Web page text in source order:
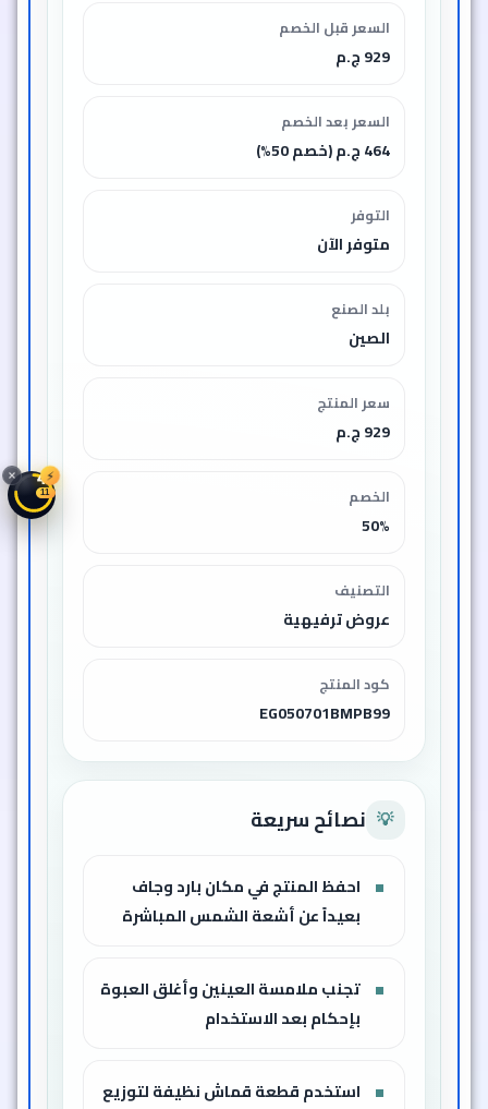
السعر قبل الخصم
929 ج.م
السعر بعد الخصم
464 ج.م (خصم 50%)
التوفر
متوفر الآن
بلد الصنع
الصين
سعر المنتج
929 ج.م
الخصم
50%
التصنيف
عروض ترفيهية
كود المنتج
EG050701BMPB99
💡 نصائح سريعة
احفظ المنتج في مكان بارد وجاف
بعيداً عن أشعة الشمس المباشرة
تجنب ملامسة العينين وأغلق العبوة
بإحكام بعد الاستخدام
استخدم قطعة قماش نظيفة لتوزيع
⚡
45
08